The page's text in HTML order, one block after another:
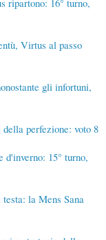
ripartono: 16° turno,
Virtus al passo
gli infortuni,
perfezione: voto 8
15° turno,
la Mens Sana